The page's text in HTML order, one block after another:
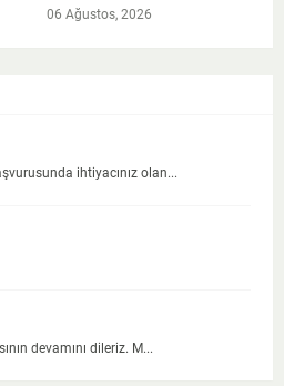
06 Ağustos, 2026
ihtiyacınız olan...
devamını dileriz. M...